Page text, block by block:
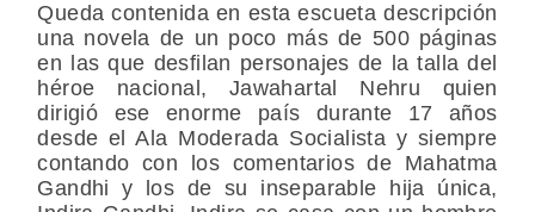
Queda contenida en esta escueta descripción
una novela de un poco más de 500 páginas
en las que desfilan personajes de la talla del
héroe nacional, Jawahartal Nehru quien
dirigió ese enorme país durante 17 años
desde el Ala Moderada Socialista y siempre
contando con los comentarios de Mahatma
Gandhi y los de su inseparable hija única,